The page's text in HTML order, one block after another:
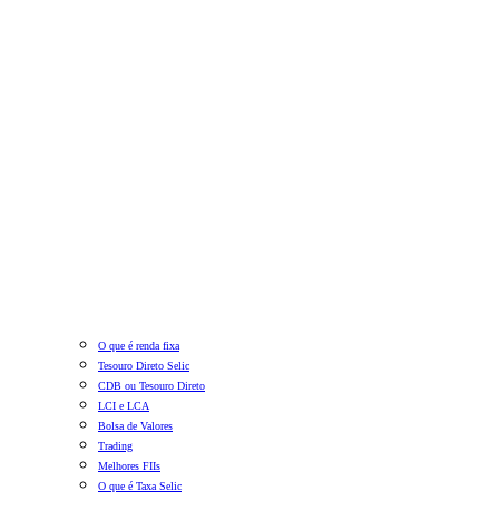
O que é renda fixa
Tesouro Direto Selic
CDB ou Tesouro Direto
LCI e LCA
Bolsa de Valores
Trading
Melhores FIIs
O que é Taxa Selic